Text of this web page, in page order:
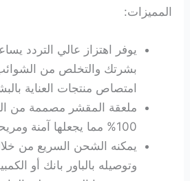
المميزات:
يوفر اهتزاز عالي التردد
بشرتك والتخلص من
امتصاص منتجات العناية
ملعقة المقشر مصممة من
100% مما يجعلها آمنة ومريحة على البشرة.
يمكنه الشحن السريع من
وتوصيله بالباور بانك أو